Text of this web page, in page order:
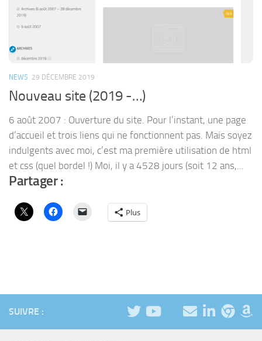
NEWS 29 DÉCEMBRE 2019
Nouveau site (2019 -…)
6 août 2007 : Ouverture du site. Pour l’instant, une page
d’accueil et trois liens qui ne fonctionnent pas. Mais soyez
indulgents avec moi, c’est ma première utilisation de html
et css (quel bordel !) Moi, il y a 4528 jours (soit 12 ans,...
Partager :
Plus
SUIVRE :